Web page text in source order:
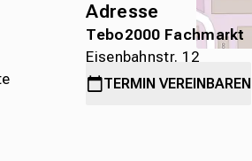
Adresse
Tebo2000 Fachmarkt
Eisenbahnstr. 12
78315 Radolfzell
TERMIN VEREINBAREN